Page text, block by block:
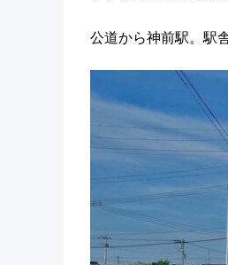
公道から神前駅。駅